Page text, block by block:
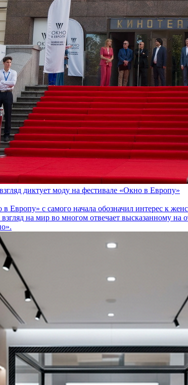
диктует моду на фестивале «Окно в Европу»
Европу» с самого начала обозначил интерес к
на мир во многом отвечает высказанному